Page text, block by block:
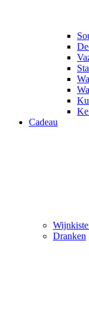
Cadeau
Dranken